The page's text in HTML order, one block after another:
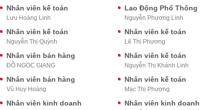
Nhân viên kế toán
Lưu Hoàng Linh
Lao Động Phổ Thông
Nguyễn Phương Linh
Nhân viên kế toán
Nguyễn Thị Quỳnh
Nhân viên kế toán
Lê Thị Phương
Nhân viên bán hàng
ĐỖ NGỌC GIANG
Nhân viên kế toán
Nguyễn Thị Khánh Linh
Nhân viên bán hàng
Vũ Huy Hoàng
Nhân viên kế toán
Mạc Thị Phương
Nhân viên kinh doanh Nhân viên kinh doanh